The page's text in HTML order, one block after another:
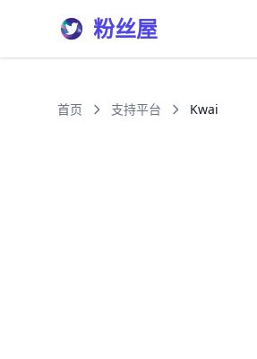
粉丝屋
首页 支持平台 Kwai